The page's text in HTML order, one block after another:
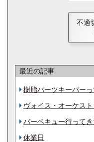
不適
最近の記事
樹脂パーツキーパーっ
ヴォイス・オーケス
バーベキュー行って
休業日